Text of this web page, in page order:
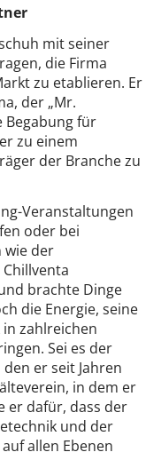
mit seiner
die Firma
zu etablieren. Er
der „Mr.
Begabung für
zu einem
der Branche zu
Veranstaltungen
oder bei
wie der
brachte Dinge
die Energie, seine
zahlreichen
Sei es der
er seit Jahren
in dem er
er dafür, dass der
und der
allen Ebenen